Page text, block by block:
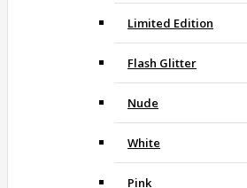
Limited Edition
Flash Glitter
Nude
White
Pink